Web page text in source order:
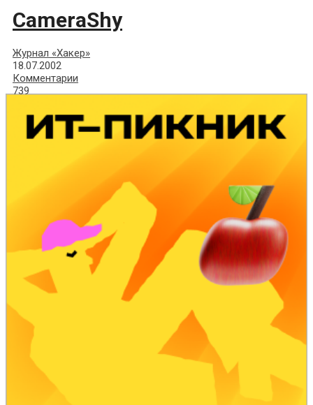
CameraShy
Журнал «Хакер»
18.07.2002
Комментарии
739